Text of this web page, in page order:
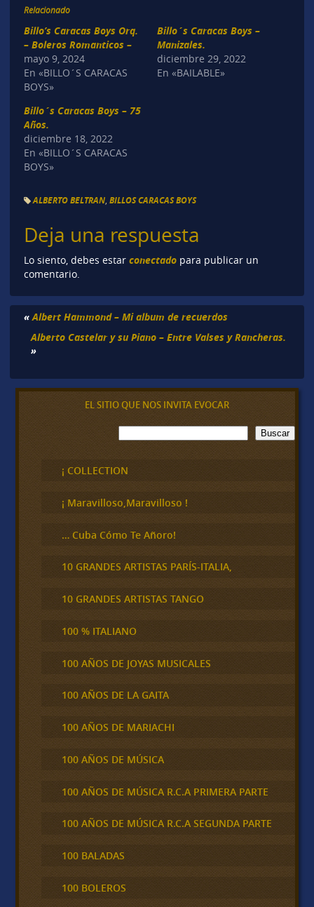
Relacionado
Billo’s Caracas Boys Orq.
– Boleros Romanticos –
mayo 9, 2024
En «BILLO´S CARACAS
BOYS»
Billo´s Caracas Boys –
Manizales.
diciembre 29, 2022
En «BAILABLE»
Billo´s Caracas Boys – 75
Años.
diciembre 18, 2022
En «BILLO´S CARACAS
BOYS»
ALBERTO BELTRAN, BILLOS CARACAS BOYS
Deja una respuesta
Lo siento, debes estar conectadopara publicar un
comentario.
«Albert Hammond – Mi album de recuerdos
Alberto Castelar y su Piano – Entre Valses y Rancheras.
»
EL SITIO QUE NOS INVITA EVOCAR
B
u
c
a
Buscar
¡ COLLECTION
¡ Maravilloso,Maravilloso !
… Cuba Cómo Te Añoro!
10 GRANDES ARTISTAS PARÍS-ITALIA,
10 GRANDES ARTISTAS TANGO
100 % ITALIANO
100 AÑOS DE JOYAS MUSICALES
100 AÑOS DE LA GAITA
100 AÑOS DE MARIACHI
100 AÑOS DE MÚSICA
100 AÑOS DE MÚSICA R.C.A PRIMERA PARTE
100 AÑOS DE MÚSICA R.C.A SEGUNDA PARTE
100 BALADAS
100 BOLEROS